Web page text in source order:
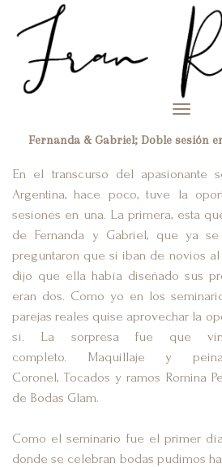
Toggle
Fernanda & Gabriel; Doble sesión
En el transcurso del apasionante
Argentina, hace poco, tuve la
sesiones en una. La primera, esta
de Fernanda y Gabriel, que ya
preguntaron que si iban de novios
dijo que ella había diseñado sus
eran dos. Como yo en los
parejas reales quise aprovechar la
sí. La sorpresa fue que
completo. Maquillaje y
Coronel, Tocados y ramos Romina
de Bodas Glam.
Como el seminario fue el primer
donde se celebran bodas pudimos